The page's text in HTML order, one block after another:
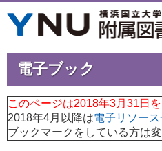
電子ブック
このページは2018年3月31日
2018年4月以降は電子リソース
ブックマークをしている方は